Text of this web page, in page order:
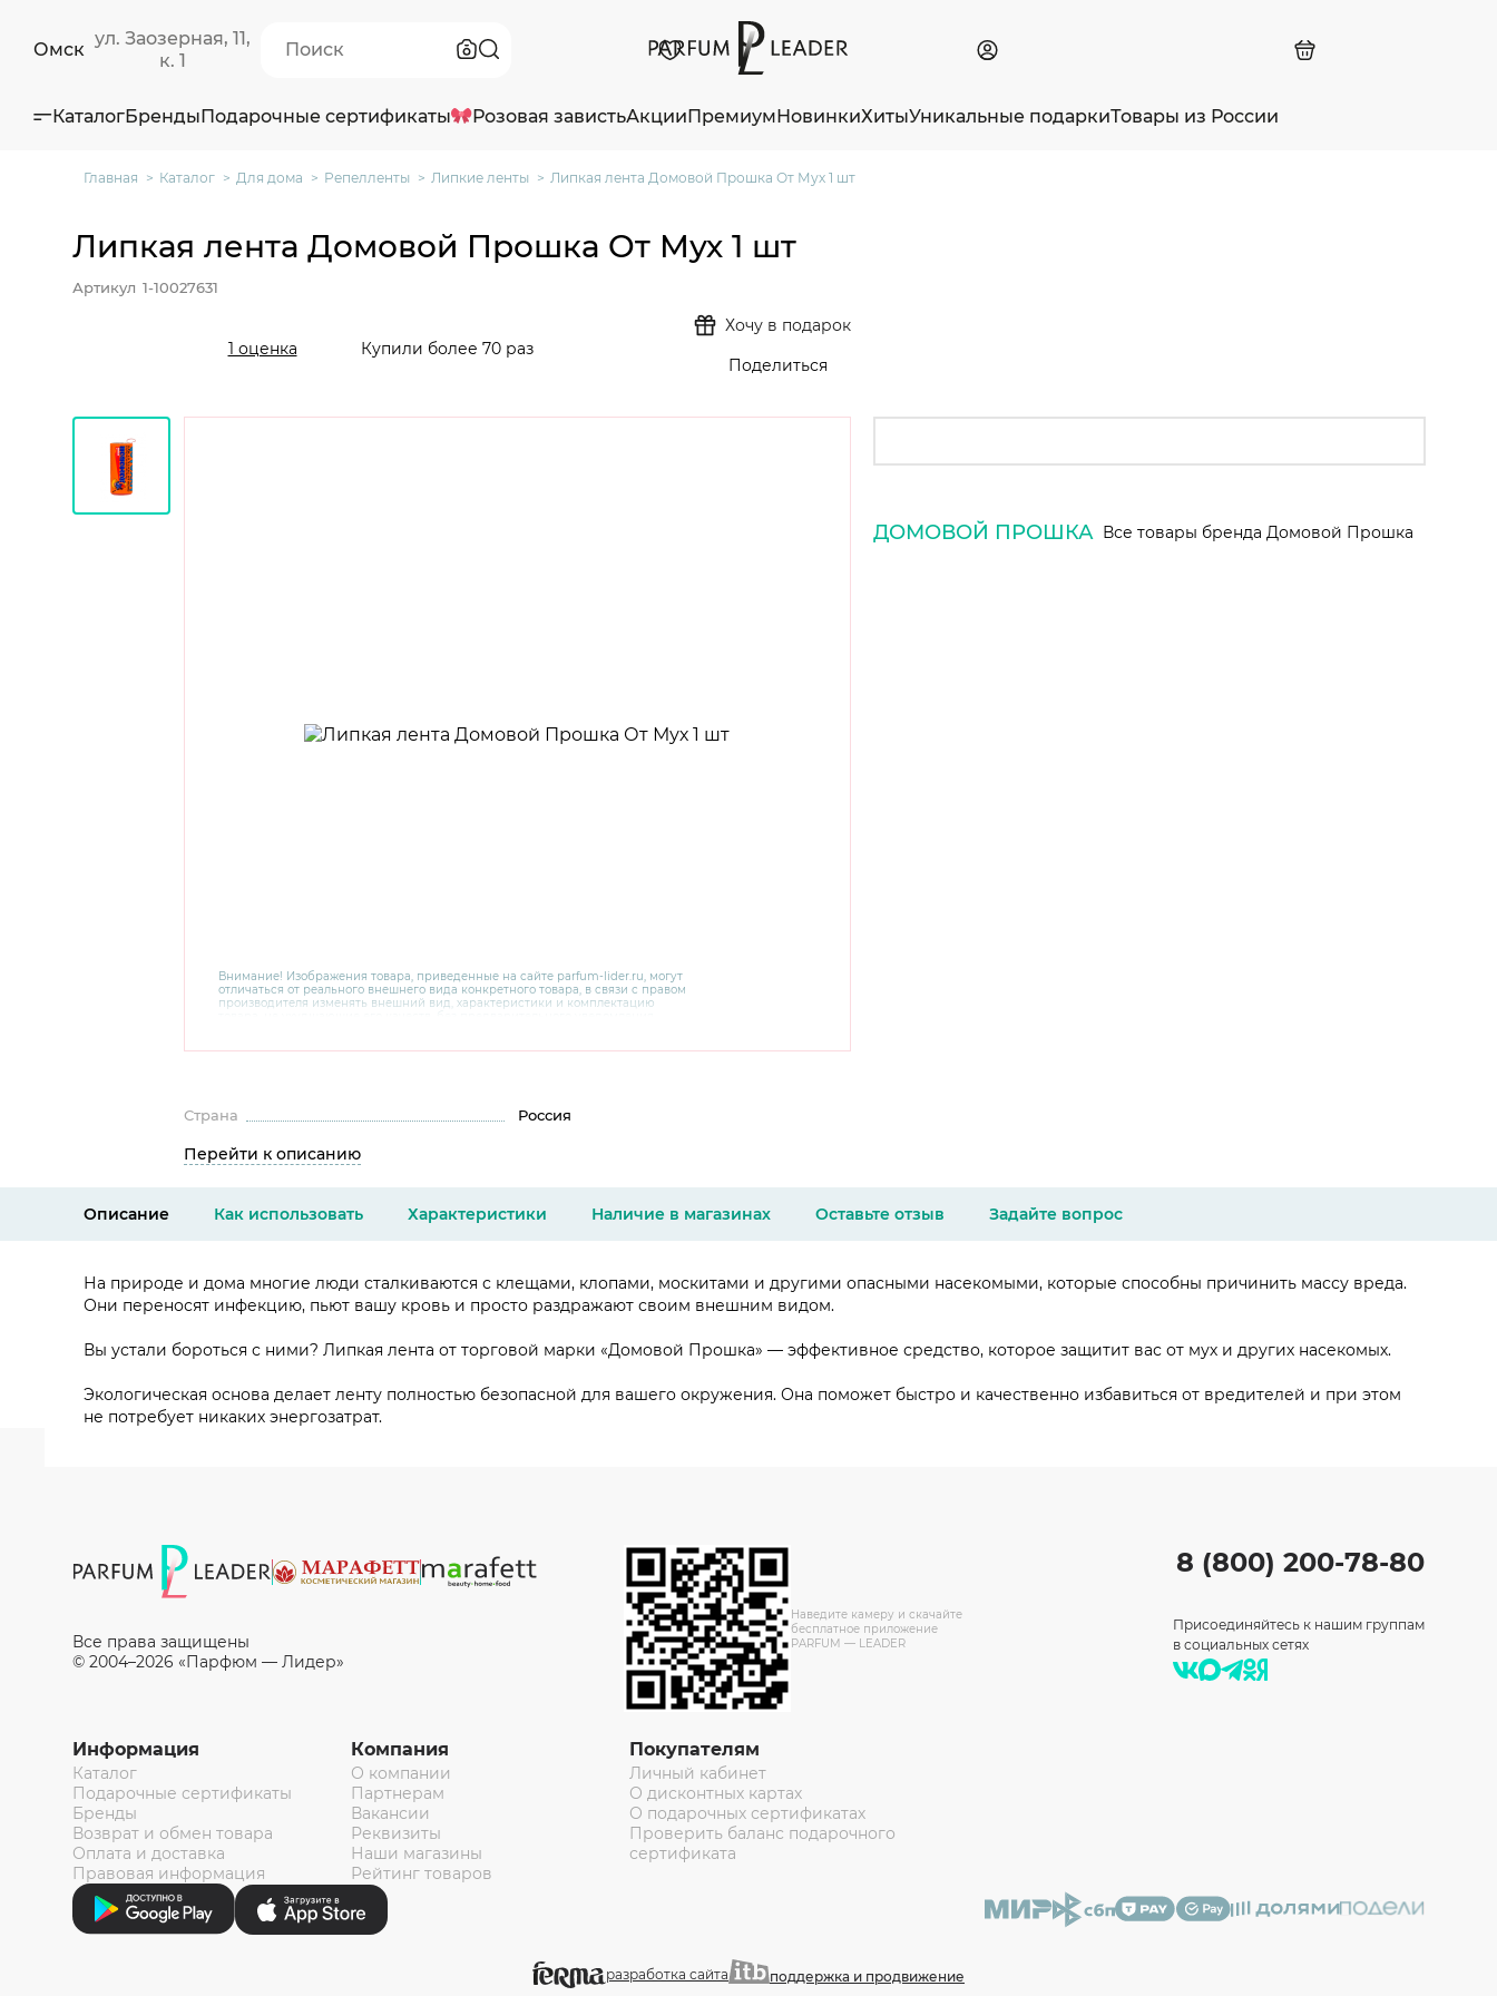
Омск
ул. Заозерная, 11,
к. 1
КаталогБрендыПодарочные сертификаты Розовая завистьАкцииПремиумНовинкиХитыУникальные подаркиТовары из России
Главная Каталог Для дома Репелленты Липкие ленты Липкая лента Домовой Прошка От Мух 1 шт
Внимание! Изображения товара, приведенные на сайте parfum-lider.ru, могут
отличаться от реального внешнего вида конкретного товара, в связи с правом
производителя изменять внешний вид, характеристики и комплектацию
консультантов по номеру 8 800 200 78 80.
Липкая лента Домовой Прошка От Мух 1 шт
Артикул 1-10027631
1 оценка Купили более 70 раз
Хочу в подарок
Поделиться
Страна Россия
Перейти к описанию
ДОМОВОЙ ПРОШКА Все товары бренда Домовой Прошка
Описание Как использовать Характеристики Наличие в магазинах Оставьте отзыв Задайте вопрос
На природе и дома многие люди сталкиваются с клещами, клопами, москитами и другими опасными насекомыми, которые способны причинить массу вреда.
Они переносят инфекцию, пьют вашу кровь и просто раздражают своим внешним видом.
Вы устали бороться с ними? Липкая лента от торговой марки «Домовой Прошка» — эффективное средство, которое защитит вас от мух и других насекомых.
Экологическая основа делает ленту полностью безопасной для вашего окружения. Она поможет быстро и качественно избавиться от вредителей и при этом
не потребует никаких энергозатрат.
Все права защищены
© 2004–2026 «Парфюм — Лидер»
Наведите камеру и скачайте
бесплатное приложение
PARFUM — LEADER
Информация
Каталог
Подарочные сертификаты
Бренды
Возврат и обмен товара
Оплата и доставка
Правовая информация
Компания
О компании
Партнерам
Вакансии
Реквизиты
Наши магазины
Рейтинг товаров
Покупателям
Личный кабинет
О дисконтных картах
О подарочных сертификатах
Проверить баланс подарочного
сертификата
8 (800) 200-78-80
Присоединяйтесь к нашим группам
в социальных сетях
разработка сайта поддержка и продвижение